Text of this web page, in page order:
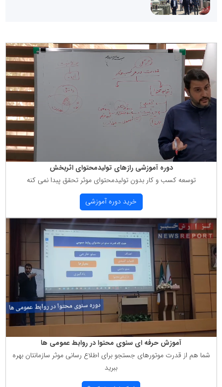
دوره آموزشی رازهای تولیدمحتوای اثربخش
توسعه كسب و كار بدون تولیدمحتوای موثر تحقق پبدا نمی كنه
خرید دوره آموزشی
آموزش حرفه ای سئوی محتوا در روابط عمومی ها
شما هم از قدرت موتورهای جستجو برای اطلاع رسانی موثر سازمانتان بهره
ببرید